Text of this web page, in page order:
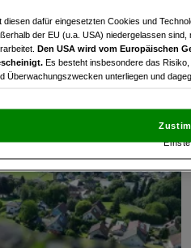
GmbH
diesen dafür eingesetzten Cookies und
der EU (u.a. USA) niedergelassen
Den USA wird vom Europäischen
Es besteht insbesondere das
Überwachungszwecken unterliegen und
Widerspruch gegen die Verarbeitung auf der
Einstellungen“, die sich auf jeder Seite
und unsere Partner verarbeiten
genauer Standortdaten.
auf Informationen auf einem Endgerät.
der Performance von Inhalten,